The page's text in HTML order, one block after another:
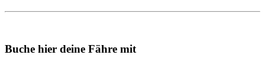
Buche hier deine Fähre mit